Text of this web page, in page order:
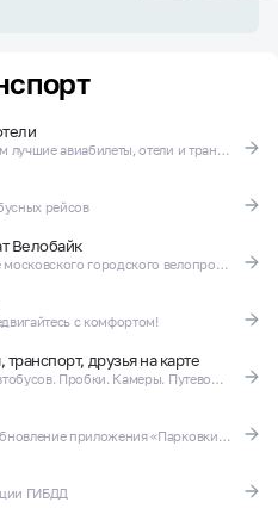
Авиакассир.ИНФО: находим лучшие авиабилеты, отели и трансферы, сравнивая цены.
рейсов
Велобайк
Официальное приложение московского городского велопроката
с комфортом!
друзья на карте
Расписание и маршруты автобусов. Пробки. Камеры. Путеводитель. Геопозиция друзей
Мы провели масштабное обновление приложения «Парковки России»
ГИБДД